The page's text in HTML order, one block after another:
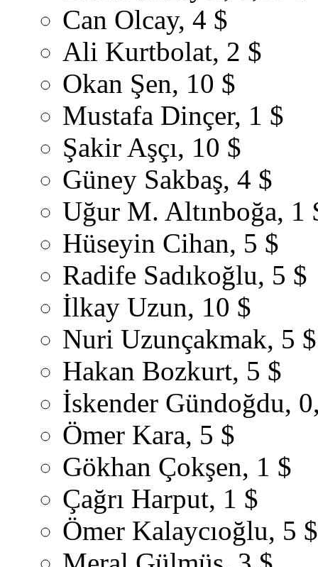
Can Olcay, 4 $
Ali Kurtbolat, 2 $
Okan Şen, 10 $
Mustafa Dinçer, 1 $
Şakir Aşçı, 10 $
Güney Sakbaş, 4 $
Uğur M. Altınboğa, 1
Hüseyin Cihan, 5 $
Radife Sadıkoğlu, 5 $
İlkay Uzun, 10 $
Nuri Uzunçakmak, 5 $
Hakan Bozkurt, 5 $
İskender Gündoğdu,
Ömer Kara, 5 $
Gökhan Çokşen, 1 $
Çağrı Harput, 1 $
Ömer Kalaycıoğlu, 5 $